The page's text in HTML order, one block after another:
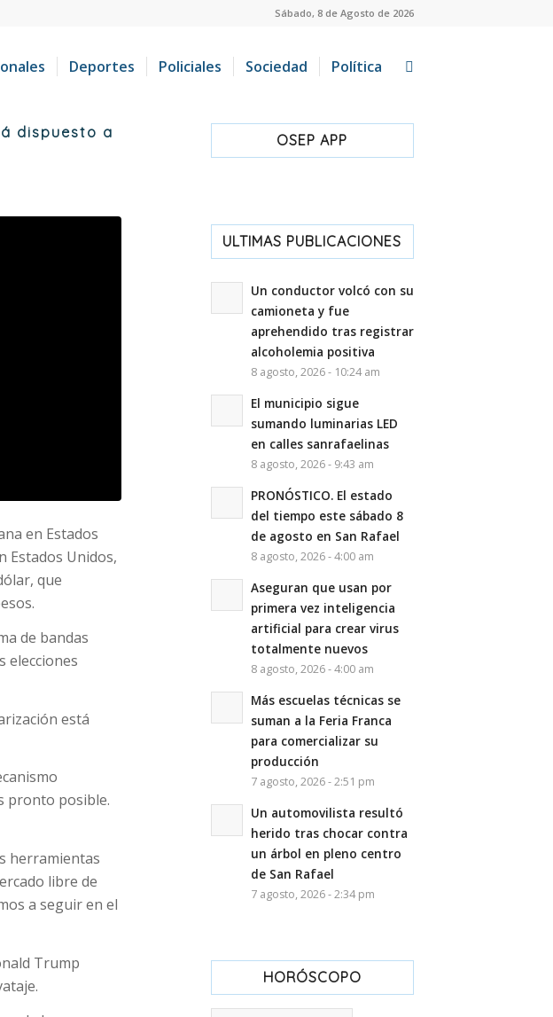
Sábado, 8 de Agosto de 2026
Deportes Policiales Sociedad Política
dispuesto a
en Estados
Estados Unidos,
que
de bandas
elecciones
está
pronto posible.
herramientas
libre de
a seguir en el
Trump
OSEP APP
ULTIMAS PUBLICACIONES
Un conductor volcó con su
camioneta y fue
aprehendido tras registrar
alcoholemia positiva
8 agosto, 2026 - 10:24 am
El municipio sigue
sumando luminarias LED
en calles sanrafaelinas
8 agosto, 2026 - 9:43 am
PRONÓSTICO. El estado
del tiempo este sábado 8
de agosto en San Rafael
8 agosto, 2026 - 4:00 am
Aseguran que usan por
primera vez inteligencia
artificial para crear virus
totalmente nuevos
8 agosto, 2026 - 4:00 am
Más escuelas técnicas se
suman a la Feria Franca
para comercializar su
producción
7 agosto, 2026 - 2:51 pm
Un automovilista resultó
herido tras chocar contra
un árbol en pleno centro
de San Rafael
7 agosto, 2026 - 2:34 pm
HORÓSCOPO